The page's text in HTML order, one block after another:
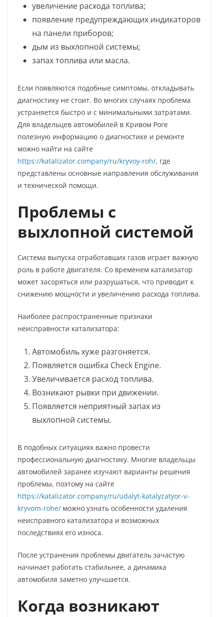
увеличение расхода топлива;
появление предупреждающих индикаторов
на панели приборов;
дым из выхлопной системы;
запах топлива или масла.
Если появляются подобные симптомы, откладывать
диагностику не стоит. Во многих случаях проблема
устраняется быстро и с минимальными затратами.
Для владельцев автомобилей в Кривом Роге
полезную информацию о диагностике и ремонте
можно найти на сайте
https://katalizator.company/ru/kryvoy-roh/, где
представлены основные направления обслуживания
и технической помощи.
Проблемы с
выхлопной системой
Система выпуска отработавших газов играет важную
роль в работе двигателя. Со временем катализатор
может засоряться или разрушаться, что приводит к
снижению мощности и увеличению расхода топлива.
Наиболее распространенные признаки
неисправности катализатора:
Автомобиль хуже разгоняется.
Появляется ошибка Check Engine.
Увеличивается расход топлива.
Возникают рывки при движении.
Появляется неприятный запах из
выхлопной системы.
В подобных ситуациях важно провести
профессиональную диагностику. Многие владельцы
автомобилей заранее изучают варианты решения
проблемы, поэтому на сайте
https://katalizator.company/ru/udalyt-katalyzatyor-v-
kryvom-rohe/ можно узнать особенности удаления
неисправного катализатора и возможных
последствиях его износа.
После устранения проблемы двигатель зачастую
начинает работать стабильнее, а динамика
автомобиля заметно улучшается.
Когда возникают